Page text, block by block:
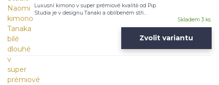
Luxusní kimono v super prémiové kvalitě od Pip
Studia je v designu Tanaki a oblíbeném stři...
Skladem 3 ks
Zvolit variantu